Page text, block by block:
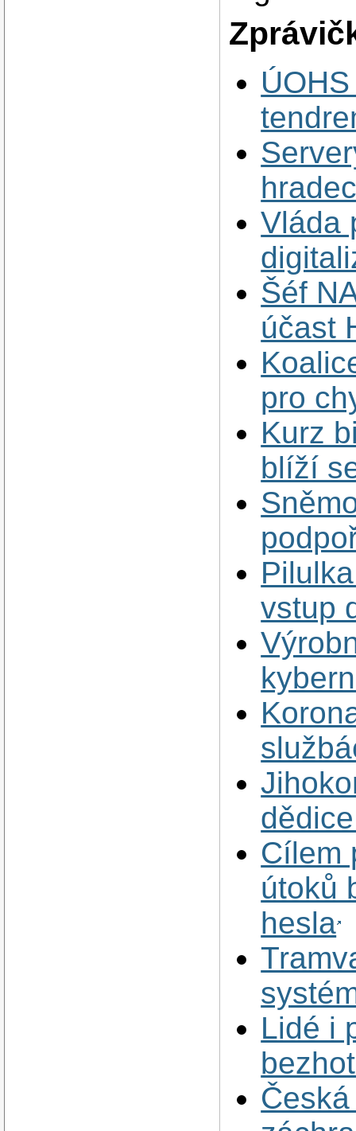
Vláda
Šéf
účast
pro
Kurz
blíží
vstup
Cílem
útoků
hesla
Lidé i